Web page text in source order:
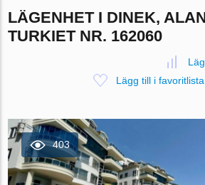
LÄGENHET I DINEK,
TURKIET NR. 162060
Lägg till i favoritlista
403